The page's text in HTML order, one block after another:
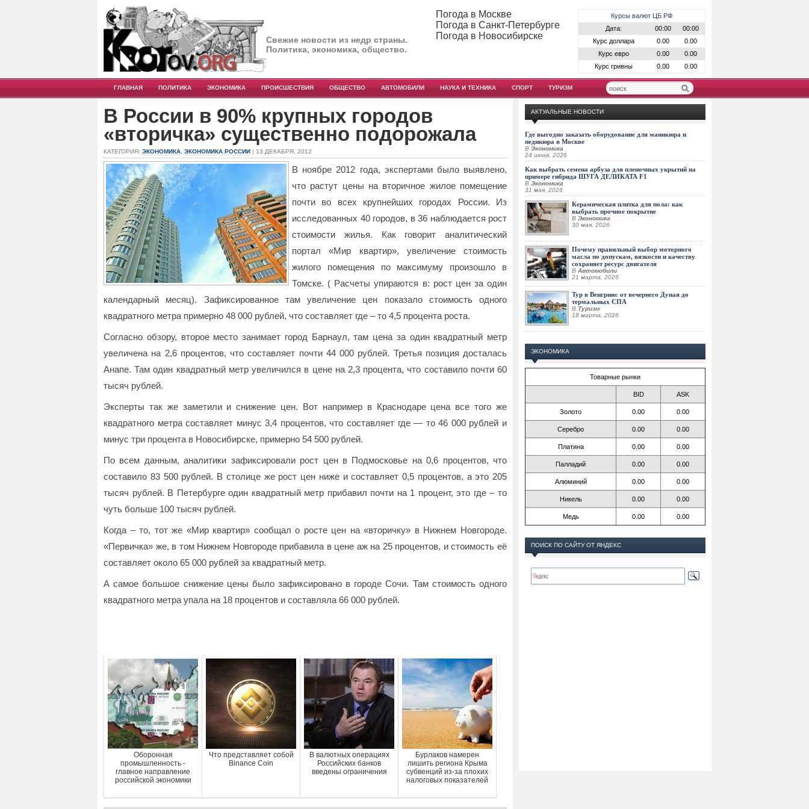
Свежие новости из недр страны.
Политика, экономика, общество.
Курсы валют ЦБ РФ
Дата:
00:00
00:00
Курс доллара
0.00
0.00
Курс евро
0.00
0.00
Курс гривны
0.00 0.00
Погода в Москве
Погода в Санкт-Петербурге
Погода в Новосибирске
ГЛАВНАЯ ПОЛИТИКА ЭКОНОМИКА ПРОИСШЕСТВИЯ ОБЩЕСТВО АВТОМОБИЛИ НАУКА И ТЕХНИКА СПОРТ ТУРИЗМ
В России в 90% крупных городов
«вторичка» существенно подорожала
КАТЕГОРИЯ: ЭКОНОМИКА ЭКОНОМИКА РОССИИ | 13 ДЕКАБРЯ, 2012
В ноябре 2012 года, экспертами было выявлено,
что растут цены на вторичное жилое помещение
почти во всех крупнейших городах России. Из
исследованных 40 городов, в 36 наблюдается рост
стоимости жилья. Как говорит аналитический
портал «Мир квартир», увеличение стоимость
жилого помещения по максимуму произошло в
Томске. ( Расчеты упираются в: рост цен за один
календарный месяц). Зафиксированное там увеличение цен показало стоимость одного
квадратного метра примерно 48 000 рублей, что составляет где – то 4,5 процента роста.
Согласно обзору, второе место занимает город Барнаул, там цена за один квадратный метр
увеличена на 2,6 процентов, что составляет почти 44 000 рублей. Третья позиция досталась
Анапе. Там один квадратный метр увеличился в цене на 2,3 процента, что составило почти 60
тысяч рублей.
Эксперты так же заметили и снижение цен. Вот например в Краснодаре цена все того же
квадратного метра составляет минус 3,4 процентов, что составляет где — то 46 000 рублей и
минус три процента в Новосибирске, примерно 54 500 рублей.
По всем данным, аналитики зафиксировали рост цен в Подмосковье на 0,6 процентов, что
составило 83 500 рублей. В столице же рост цен ниже и составляет 0,5 процентов, а это 205
тысяч рублей. В Петербурге один квадратный метр прибавил почти на 1 процент, это где – то
чуть больше 100 тысяч рублей.
Когда – то, тот же «Мир квартир» сообщал о росте цен на «вторичку» в Нижнем Новгороде.
«Первичка» же, в том Нижнем Новгороде прибавила в цене аж на 25 процентов, и стоимость её
составляет около 65 000 рублей за квадратный метр.
А самое большое снижение цены было зафиксировано в городе Сочи. Там стоимость одного
квадратного метра упала на 18 процентов и составляла 66 000 рублей.
Оборонная
промышленность -
главное направление
российской экономики
Что представляет собой
Binance Coin
В валютных операциях
Российских банков
введены ограничения
Бурлаков намерен
лишить региона Крыма
субвенций из-за плохих
налоговых показателей
АКТУАЛЬНЫЕ НОВОСТИ
Где выгодно заказать оборудование для маникюра и
педикюра в Москве
В Экономика
24 июня, 2026
Как выбрать семена арбуза для пленочных укрытий на
примере гибрида ШУГА ДЕЛИКАТА F1
В Экономика
31 мая, 2026
Керамическая плитка для пола: как
выбрать прочное покрытие
В Экономика
30 мая, 2026
Почему правильный выбор моторного
масла по допускам, вязкости и качеству
сохраняет ресурс двигателя
В Автомобили
21 марта, 2026
Тур в Венгрию: от вечернего Дуная до
термальных СПА
В Туризм
18 марта, 2026
ЭКОНОМИКА
Товарные рынки
BID ASK
Золото 0.00 0.00
Серебро 0.00 0.00
Платина 0.00 0.00
Палладий 0.00 0.00
Алюминий 0.00 0.00
Никель 0.00 0.00
Медь 0.00 0.00
ПОИСК ПО САЙТУ ОТ ЯНДЕКС